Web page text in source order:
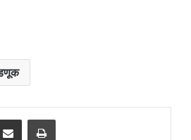
Share via Email Print